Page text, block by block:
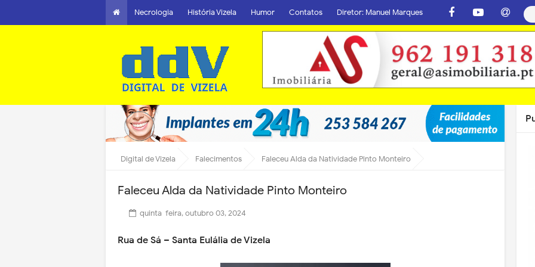
Necrologia História Vizela Humor Contatos Diretor: Manuel Marques
Digital de Vizela Falecimentos Faleceu Alda da Natividade Pinto Monteiro
Faleceu Alda da Natividade Pinto Monteiro
quinta-feira, outubro 03, 2024
Rua de Sá – Santa Eulália de Vizela